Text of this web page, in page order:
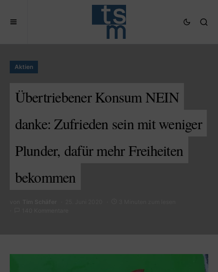
Aktien
Übertriebener Konsum NEIN
danke: Zufrieden sein mit weniger
Plunder, dafür mehr Freiheiten
bekommen